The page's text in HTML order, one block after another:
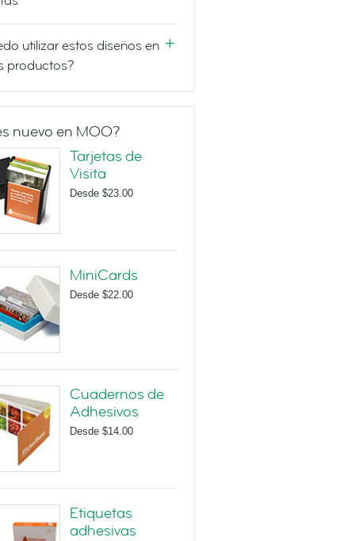
utilizar estos diseños en
productos?
nuevo en MOO?
Tarjetas de
Visita
Desde $23.00
MiniCards
Desde $22.00
Cuadernos de
Adhesivos
Desde $14.00
Etiquetas
adhesivas